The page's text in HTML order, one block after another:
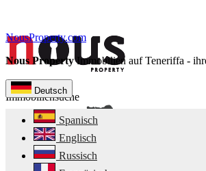
NousProperty.com
Nous PropertyImmobilien auf Teneriffa -
Deutsch
Spanisch
Englisch
Russisch
Immobiliensuche